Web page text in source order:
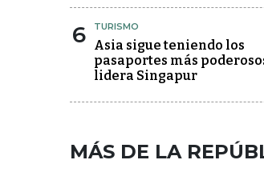
6 TURISMO
Asia sigue teniendo los
pasaportes más
lidera Singapur
MÁS DE LA